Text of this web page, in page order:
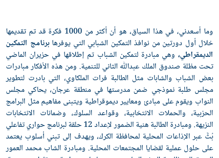
وما أسعدني، في هذا السياق، هو أن أكثر من 1000 فكرة قد تم تقديمها
خلال أول دورتين من نوافذ التمكين الشبابي التي يوفرهابرنامج التمكين
الديمقراطي، وهي مبادرة لتمكين الشباب تم إطلاقها في حزيران الماضي
تحت مظلة صندوق الملك عبدﷲ الثاني للتنمية. ومن هذه الأفكار مبادرات
بعض الشباب والشابات مثل الطالبة فرات الملكاوي، التي بادرت لتطوير
مجلس طلبة نموذجي ضمن مدرستها في منطقة عرجان، يحاكي مجلس
النواب ويقوم على مبادئ ومعايير ديموقراطية ويتبنى مفاهيم مثل البرامج
الحزبية، والحملات الانتخابية، وقواعد السلوك، وضمانات الانتخابات
النزيهة. ومبادرة الطالبة هنية الضمور لإعداد 12 حلقة لبرنامج حواري تفاعلي
بُثَّ عبر الإذاعات المحلية لمحافظة الكرك، ويهدف إلى تبني أسلوب يعتمد
على حلول عملية لقضايا المجتمعات المحلية. ومبادرة الشاب محمد العمور